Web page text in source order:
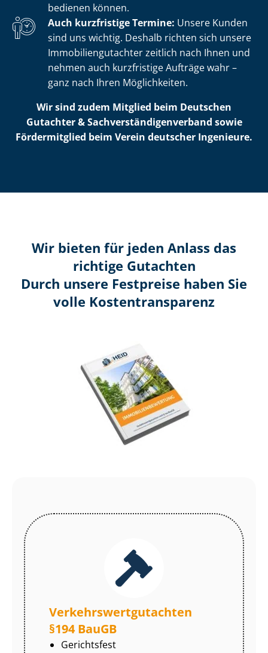
bedienen können.
Auch kurzfristige Termine: Unsere Kunden
sind uns wichtig. Deshalb richten sich unsere
Im­mo­bi­li­en­gut­ach­ter zeitlich nach Ihnen und
nehmen auch kurzfristige Aufträge wahr –
ganz nach Ihren Möglichkeiten.
Wir sind zudem Mitglied beim Deutschen
Gutachter & Sach­ver­stän­di­gen­ver­band sowie
Fördermitglied beim Verein deutscher Ingenieure.
Wir bieten für jeden Anlass das
richtige Gutachten
Durch unsere Festpreise haben Sie
volle Kosten­transparenz
Ver­kehrs­wert­gut­ach­ten
§194 BauGB
Gerichtsfest